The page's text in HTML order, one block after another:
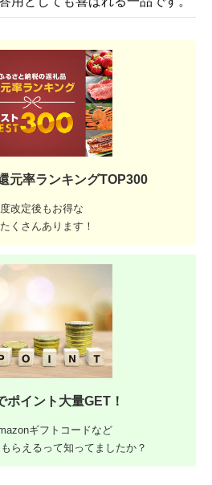
元率ランキングTOP300
改定後もお得な
くさんあります！
ポイント大量GET！
ギフトコードなど
らえるって知ってましたか？